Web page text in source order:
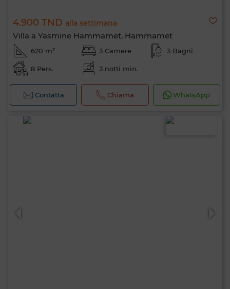
4.900 TND alla settimana
Villa a Yasmine Hammamet, Hammamet
620 m² 3 Camere 3 Bagni
8 Pers. 3 notti min.
Contatta Chiama WhatsApp